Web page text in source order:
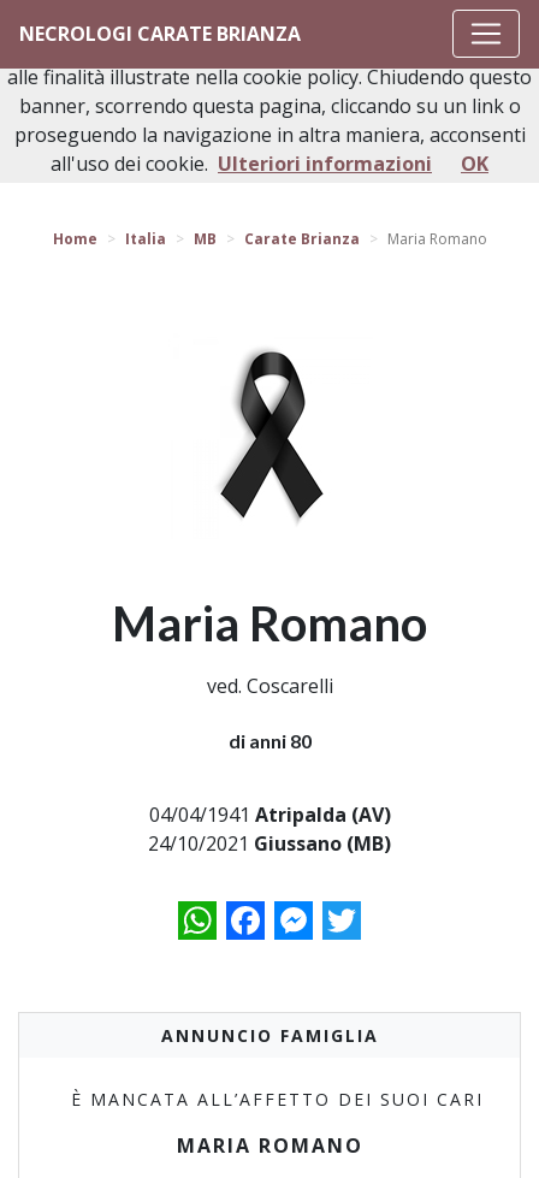
NECROLOGI CARATE BRIANZA
Torna indietro
Home Italia MB Carate Brianza Maria Romano
Maria Romano
ved. Coscarelli
di anni 80
04/04/1941 Atripalda (AV)
24/10/2021 Giussano (MB)
WhatsAppFacebookMessenger
Twitter
ANNUNCIO FAMIGLIA
È MANCATA ALL’AFFETTO DEI SUOI CARI
MARIA ROMANO
Questo sito o gli strumenti terzi da questo utilizzati si
avvalgono di cookie necessari al funzionamento ed utili
alle finalità illustrate nella cookie policy. Chiudendo questo
banner, scorrendo questa pagina, cliccando su un link o
proseguendo la navigazione in altra maniera, acconsenti
all'uso dei cookie. Ulteriori informazioni OK